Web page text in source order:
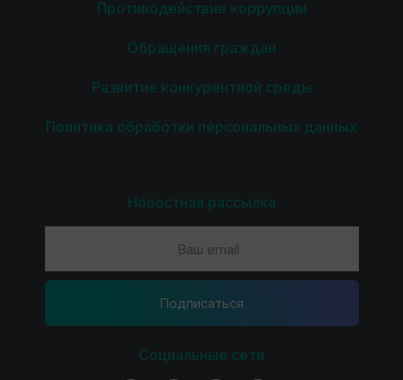
Противодействие коррупции
Обращения граждан
Развитие конкурентной среды
Политика обработки персональных данных
Новостная рассылка
Подпиcаться
Социальные сети